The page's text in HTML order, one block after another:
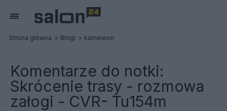
Strona główna Blogi kameleon
Komentarze do notki:
Skrócenie trasy - rozmowa
załogi - CVR- Tu154m